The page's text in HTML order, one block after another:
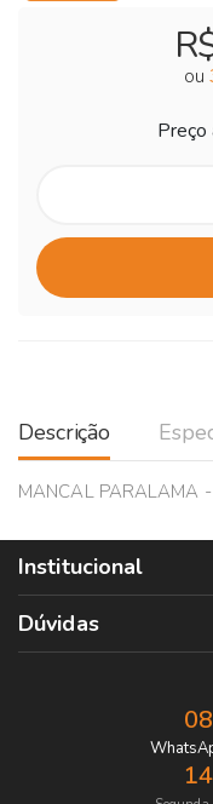
ou
Preço
Descrição
MANCAL PARALAMA
Institucional
Dúvidas